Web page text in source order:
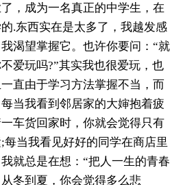
，成为一名真正的中学生，在
.东西实在是太多了，我越发感
渴望掌握它。也许你要问：“就
爱玩吗?”其实我也很爱玩，也
直由于学习方法掌握不当，而
当我看到邻居家的大婶抱着疲
车货回家时，你就会觉得只有
当我看见好好的同学在商店里
就总是在想：“把人一生的青春
冬到夏，你会觉得多么悲